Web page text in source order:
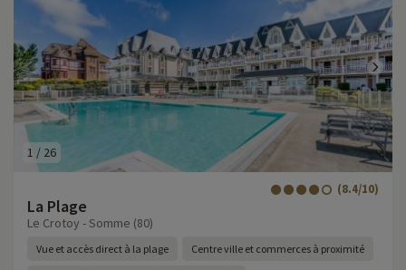
1 / 26
La Plage
(8.4/10)
Le Crotoy - Somme (80)
Vue et accès direct à la plage Centre ville et commerces à proximité